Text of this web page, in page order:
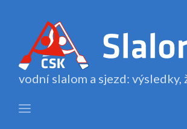
vodní slalom a sjezd: výsledky,